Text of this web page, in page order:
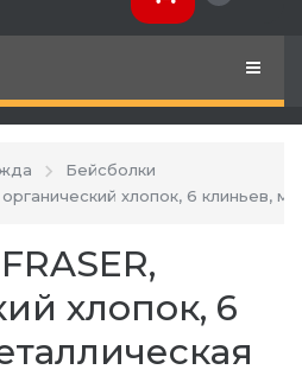
Бейсболки
хлопок, 6 клиньев,
хлопок, 6